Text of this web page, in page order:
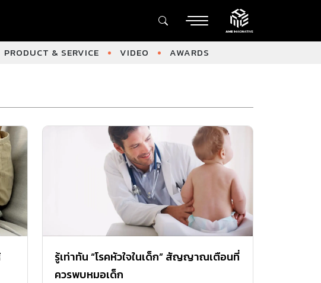
PRODUCT & SERVICE VIDEO AWARDS
รู้เท่าทัน “โรคหัวใจในเด็ก” สัญญาณเตือนที่
ควรพบหมอเด็ก